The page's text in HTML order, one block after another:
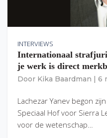
INTERVIEWS
Internationaal
je werk is direct
Door Kika Baardman 6
Lachezar Yanev begon
Speciaal Hof voor Sierra
voor de wetenschap…